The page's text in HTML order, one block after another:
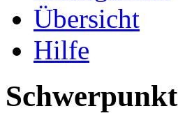
Übersicht
Hilfe
Schwerpunkt